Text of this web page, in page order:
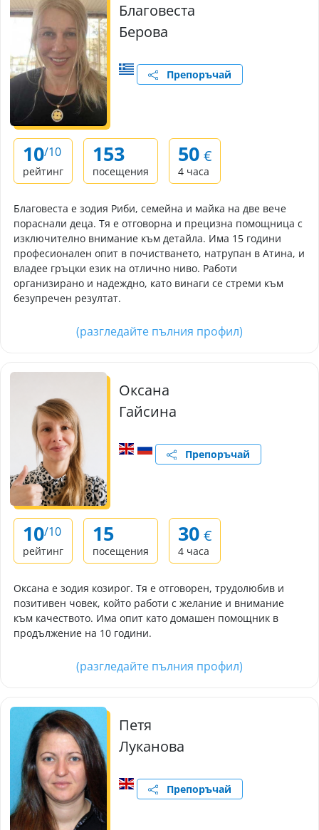
Благовеста
Берова
Препоръчай
10/10
рейтинг
153
посещения
50 €
4 часа
Благовеста е зодия Риби, семейна и майка на две вече
пораснали деца. Тя е отговорна и прецизна помощница с
изключително внимание към детайла. Има 15 години
професионален опит в почистването, натрупан в Атина, и
владее гръцки език на отлично ниво. Работи
организирано и надеждно, като винаги се стреми към
безупречен резултат.
(разгледайте пълния профил)
Оксана
Гайсина
Препоръчай
10/10
рейтинг
15
посещения
30 €
4 часа
Оксана е зодия козирог. Тя е отговорен, трудолюбив и
позитивен човек, който работи с желание и внимание
към качеството. Има опит като домашен помощник в
продължение на 10 години.
(разгледайте пълния профил)
Петя
Луканова
Препоръчай